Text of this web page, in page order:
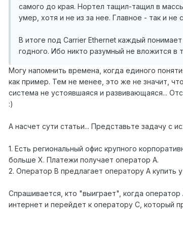
самого до края. Нортел тащил-тащил в
умер, хотя и не из за нее. Главное - так и
В итоге под Carrier Ethernet каждый
годного. Ибо никто разумный не вложится
Могу напомнить времена, когда единого
как пример. Тем не менее, это же не значит,
система не устоявшаяся и развивающаяся...
:)
А насчет сути статьи... Представьте задачу с
1. Есть региональный офис крупного
больше X. Платежи получает оператор А.
2. Оператор B предлагает оператору А
Спрашивается, кто "выиграет", когда
интернет и перейдет к оператору С, который